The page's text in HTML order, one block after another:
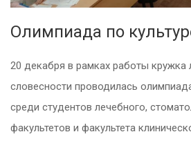
Олимпиада по
20 декабря в рамках работы кружка
словесности проводилась
среди студентов лечебного,
факультетов и факультета